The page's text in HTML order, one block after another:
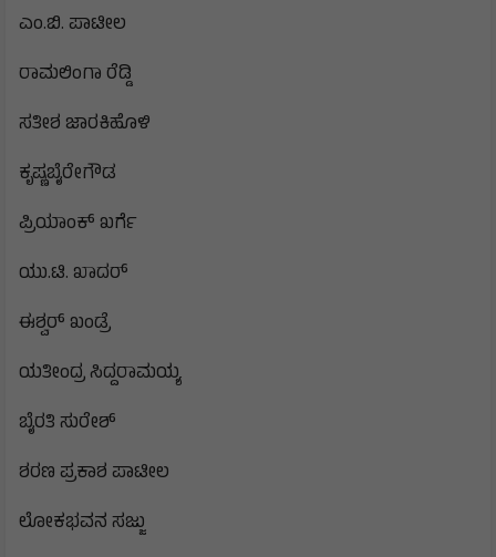
ಎಂ.ಬಿ. ಪಾಟೀಲ
ರಾಮಲಿಂಗಾ ರೆಡ್ಡಿ
ಸತೀಶ ಜಾರಕಿಹೊಳಿ
ಕೃಷ್ಣಬೈರೇಗೌಡ
ಪ್ರಿಯಾಂಕ್‌ ಖರ್ಗೆ
ಯು.ಟಿ. ಖಾದರ್‌
ಈಶ್ವರ್‌ ಖಂಡ್ರೆ
ಯತೀಂದ್ರ ಸಿದ್ದರಾಮಯ್ಯ
ಬೈರತಿ ಸುರೇಶ್‌
ಶರಣ ಪ್ರಕಾಶ ಪಾಟೀಲ
ಲೋಕಭವನ ಸಜ್ಜು